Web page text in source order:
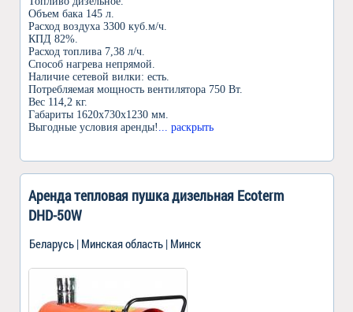
Объем бака 145 л.
Расход воздуха 3300 куб.м/ч.
КПД 82%.
Расход топлива 7,38 л/ч.
Способ нагрева непрямой.
Наличие сетевой вилки: есть.
Потребляемая мощность вентилятора 750 Вт.
Вес 114,2 кг.
Габариты 1620х730х1230 мм.
Выгодные условия аренды! ... раскрыть
Аренда тепловая пушка дизельная Ecoterm
DHD-50W
Беларусь | Минская область | Минск